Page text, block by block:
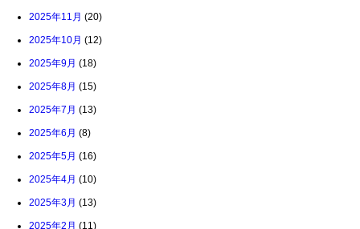
2025年11月 (20)
2025年10月 (12)
2025年9月 (18)
2025年8月 (15)
2025年7月 (13)
2025年6月 (8)
2025年5月 (16)
2025年4月 (10)
2025年3月 (13)
2025年2月 (11)